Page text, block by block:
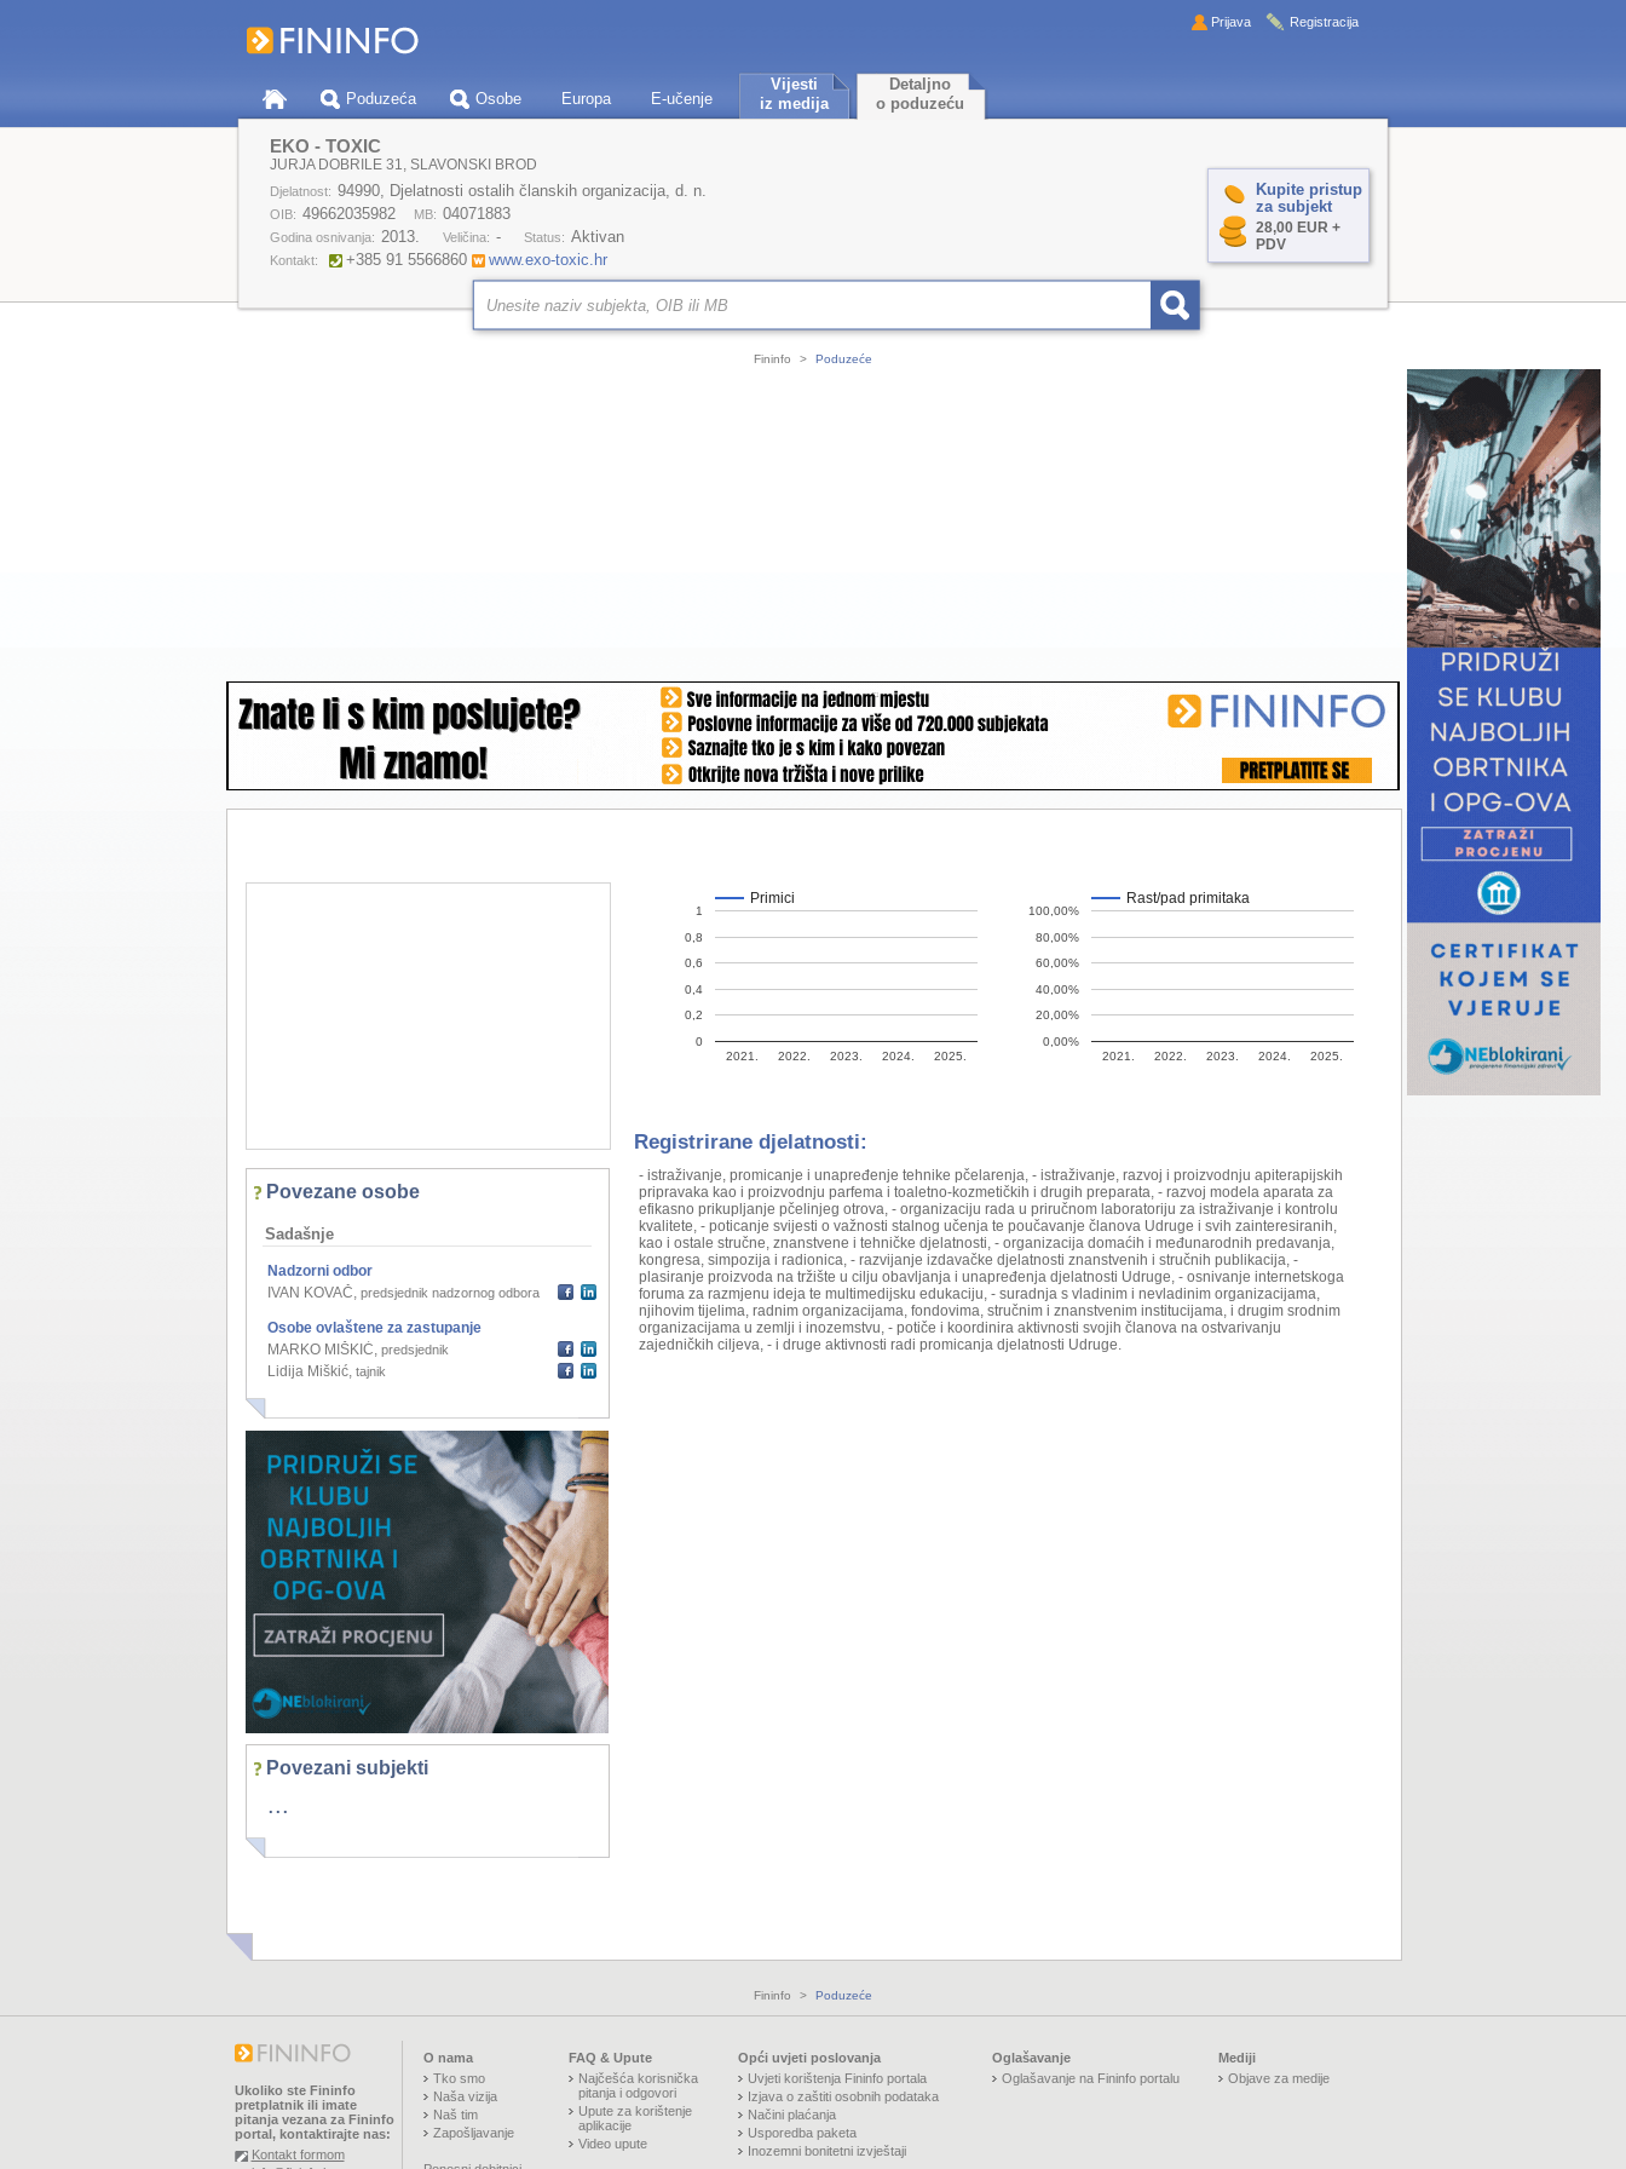
Poduzeća Osobe Europa E-učenje
Vijesti
iz medija
Detaljno
o poduzeću
Prijava Registracija
Kupite pristup
za subjekt
28,00 EUR +
PDV
EKO - TOXIC
JURJA DOBRILE 31, SLAVONSKI BROD
Djelatnost: 94990, Djelatnosti ostalih članskih organizacija, d. n.
OIB: 49662035982 MB: 04071883
Godina osnivanja: 2013. Veličina: - Status: Aktivan
Kontakt: +385 91 5566860 www.exo-toxic.hr
Fininfo > Poduzeće
Povezane osobe
Sadašnje
Nadzorni odbor
IVAN KOVAČ, predsjednik nadzornog odbora
Osobe ovlaštene za zastupanje
MARKO MIŠKIĆ, predsjednik
Lidija Miškić, tajnik
Povezani subjekti
...
Primici
2021. 2022. 2023. 2024. 2025.
0
0,2
0,4
0,6
0,8
1
Rast/pad primitaka
2021. 2022. 2023. 2024. 2025.
0,00%
20,00%
40,00%
60,00%
80,00%
100,00%
Registrirane djelatnosti:
- istraživanje, promicanje i unapređenje tehnike pčelarenja, - istraživanje, razvoj i proizvodnju apiterapijskih
pripravaka kao i proizvodnju parfema i toaletno-kozmetičkih i drugih preparata, - razvoj modela aparata za
efikasno prikupljanje pčelinjeg otrova, - organizaciju rada u priručnom laboratoriju za istraživanje i kontrolu
kvalitete, - poticanje svijesti o važnosti stalnog učenja te poučavanje članova Udruge i svih zainteresiranih,
kao i ostale stručne, znanstvene i tehničke djelatnosti, - organizacija domaćih i međunarodnih predavanja,
kongresa, simpozija i radionica, - razvijanje izdavačke djelatnosti znanstvenih i stručnih publikacija, -
plasiranje proizvoda na tržište u cilju obavljanja i unapređenja djelatnosti Udruge, - osnivanje internetskoga
foruma za razmjenu ideja te multimedijsku edukaciju, - suradnja s vladinim i nevladinim organizacijama,
njihovim tijelima, radnim organizacijama, fondovima, stručnim i znanstvenim institucijama, i drugim srodnim
organizacijama u zemlji i inozemstvu, - potiče i koordinira aktivnosti svojih članova na ostvarivanju
zajedničkih ciljeva, - i druge aktivnosti radi promicanja djelatnosti Udruge.
Fininfo > Poduzeće
Ukoliko ste Fininfo
pretplatnik ili imate
pitanja vezana za Fininfo
portal, kontaktirajte nas:
Kontakt formom
O nama
Tko smo
Naša vizija
Naš tim
Zapošljavanje
FAQ & Upute
Najčešća korisnička
pitanja i odgovori
Upute za korištenje
aplikacije
Video upute
Opći uvjeti poslovanja
Uvjeti korištenja Fininfo portala
Izjava o zaštiti osobnih podataka
Načini plaćanja
Usporedba paketa
Inozemni bonitetni izvještaji
Oglašavanje
Oglašavanje na Fininfo portalu
Mediji
Objave za medije